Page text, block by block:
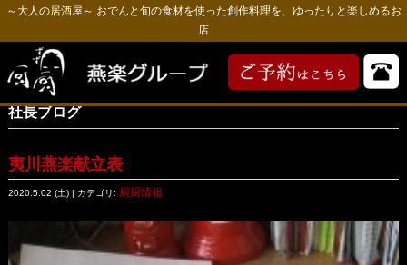
～大人の居酒屋～ おでんと旬の食材を使った創作料理を、ゆったりと楽しめるお
店
社長ブログ
夷川燕楽献立表
2020.5.02 (土) | カテゴリ: 厨厨情報